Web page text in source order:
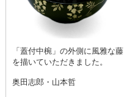
「蓋付中椀」の外側に風雅な藤
を描いていただきました。
奥田志郎・山本哲